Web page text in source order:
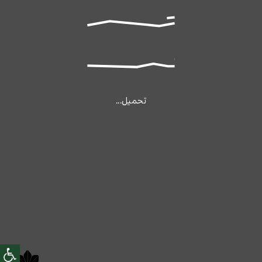
تحميل...